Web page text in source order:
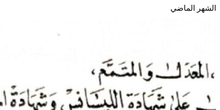
الشهر الماضي